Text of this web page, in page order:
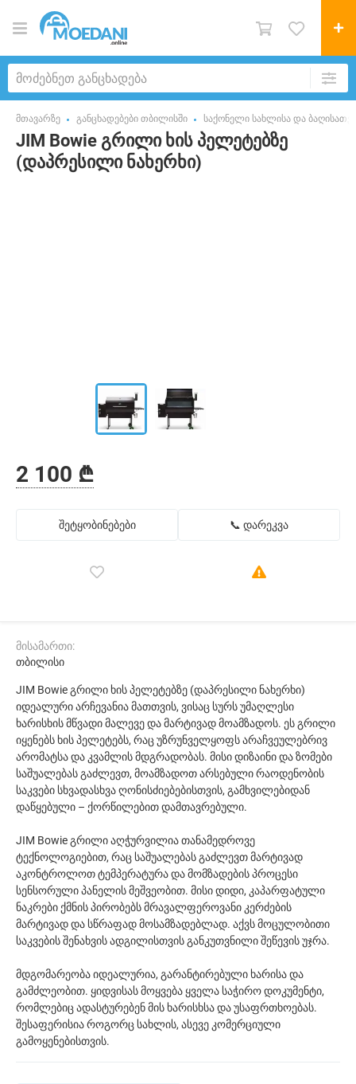
მთავარზე განცხადებები თბილისში საქონელი სახლისა და
JIM Bowie გრილი ხის პელეტებზე
(დაპრესილი ნახერხი)
2 100 ₾
შეტყობინებები 📞 დარეკვა
მისამართი:
თბილისი
JIM Bowie გრილი ხის პელეტებზე (დაპრესილი ნახერხი)
იდეალური არჩევანია მათთვის, ვისაც სურს უმაღლესი
ხარისხის მწვადი მალევე და მარტივად მოამზადოს. ეს გრილი
იყენებს ხის პელეტებს, რაც უზრუნველყოფს არაჩვეულებრივ
არომატსა და კვამლის მდგრადობას. მისი დიზაინი და ზომები
საშუალებას გაძლევთ, მოამზადოთ არსებული რაოდენობის
საკვები სხვადასხვა ღონისძიებებისთვის, გამხვილებიდან
დაწყებული – ქორწილებით დამთავრებული.
JIM Bowie გრილი აღჭურვილია თანამედროვე
ტექნოლოგიებით, რაც საშუალებას გაძლევთ მარტივად
აკონტროლოთ ტემპერატურა და მომზადების პროცესი
სენსორული პანელის მეშვეობით. მისი დიდი, კაპარფატული
ნაკრები ქმნის პირობებს მრავალფეროვანი კერძების
მარტივად და სწრაფად მოსამზადებლად. აქვს მოცულობითი
საკვების შენახვის ადგილისთვის განკუთვნილი შეწევის უჯრა.
მდგომარეობა იდეალურია, გარანტირებული ხარისა და
გამძლეობით. ყიდვისას მოყვება ყველა საჭირო დოკუმენტი,
რომლებიც ადასტურებენ მის ხარისხსა და უსაფრთხოებას.
შესაფერისია როგორც სახლის, ასევე კომერციული
გამოყენებისთვის.